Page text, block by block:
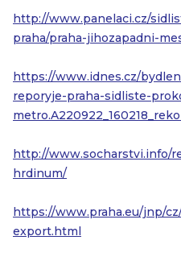
http://www.panelaci.cz/
praha/praha-jihozapadni-
https://www.idnes.cz/
reporyje-praha-sidliste-
http://www.socharstvi.info/
hrdinum/
https://www.praha.eu/jnp/
export.html